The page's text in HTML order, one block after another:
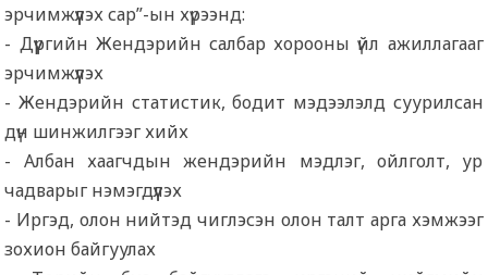
эрчимжүүлэх сар”-ын хүрээнд:
- Дүүргийн Жендэрийн салбар хорооны үйл ажиллагааг
эрчимжүүлэх
- Жендэрийн статистик, бодит мэдээлэлд суурилсан
дүн шинжилгээг хийх
- Албан хаагчдын жендэрийн мэдлэг, ойлголт, ур
чадварыг нэмэгдүүлэх
- Иргэд, олон нийтэд чиглэсэн олон талт арга хэмжээг
зохион байгуулах